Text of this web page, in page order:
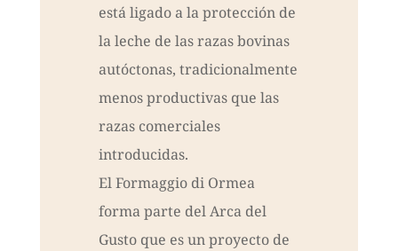
está ligado a la protección de
la leche de las razas bovinas
autóctonas, tradicionalmente
menos productivas que las
razas comerciales
introducidas.
El Formaggio di Ormea
forma parte del Arca del
Gusto que es un proyecto de